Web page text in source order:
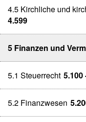
4.5 Kirchliche und
4.599
5 Finanzen und
5.1 Steuerrecht 5.100
5.2 Finanzwesen